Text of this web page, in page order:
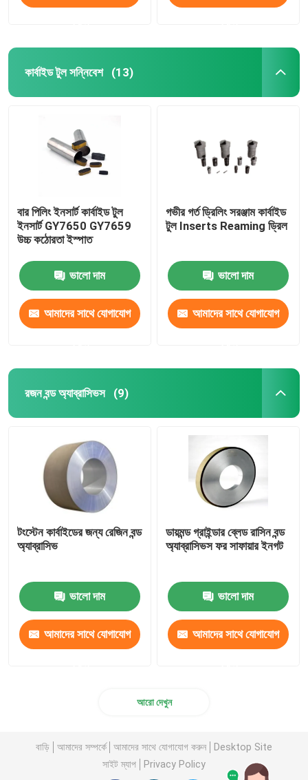
কার্বাইড টুল সন্নিবেশ (13)
বার পিলিং ইনসার্ট কার্বাইড টুল
ইনসার্ট GY7650 GY7659
উচ্চ কঠোরতা ইস্পাত
ভালো দাম
আমাদের সাথে যোগাযোগ
গভীর গর্ত ড্রিলিং সরঞ্জাম কার্বাইড
টুল Inserts Reaming ড্রিল
ভালো দাম
আমাদের সাথে যোগাযোগ
রজন বন্ড অ্যাব্রাসিভস (9)
টংস্টেন কার্বাইডের জন্য রেজিন বন্ড
অ্যাব্রাসিভ
ভালো দাম
আমাদের সাথে যোগাযোগ
ডায়মন্ড গ্রাইন্ডার ব্লেড রাসিন বন্ড
অ্যাব্রাসিভস ফর সাফায়ার ইনগট
ভালো দাম
আমাদের সাথে যোগাযোগ
আরো দেখুন
বাড়ি আমাদের সম্পর্কে আমাদের সাথে যোগাযোগ করুন
Desktop Site
সাইট ম্যাপ
Privacy Policy